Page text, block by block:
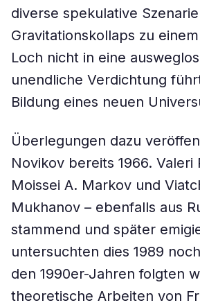
diverse spekulative
Gravitationskollaps zu
Loch nicht in eine
unendliche Verdichtung
Bildung eines neuen
Überlegungen dazu
Novikov bereits 1966. Valeri
Moissei A. Markov und
Mukhanov – ebenfalls aus
stammend und später
untersuchten dies 1989
den 1990er-Jahren folgten
theoretische Arbeiten von